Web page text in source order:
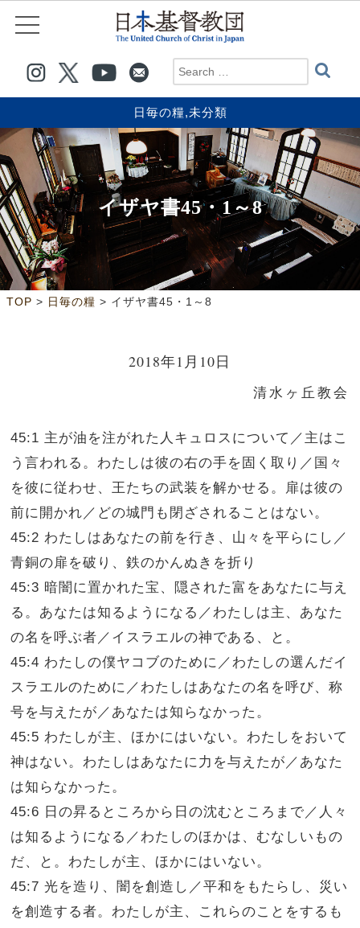
日毎の糧,未分類
イザヤ書45・1～8
TOP > 日毎の糧 > イザヤ書45・1～8
2018年1月10日
清水ヶ丘教会
45:1 主が油を注がれた人キュロスについて／主はこ
う言われる。わたしは彼の右の手を固く取り／国々
を彼に従わせ、王たちの武装を解かせる。扉は彼の
前に開かれ／どの城門も閉ざされることはない。
45:2 わたしはあなたの前を行き、山々を平らにし／
青銅の扉を破り、鉄のかんぬきを折り
45:3 暗闇に置かれた宝、隠された富をあなたに与え
る。あなたは知るようになる／わたしは主、あなた
の名を呼ぶ者／イスラエルの神である、と。
45:4 わたしの僕ヤコブのために／わたしの選んだイ
スラエルのために／わたしはあなたの名を呼び、称
号を与えたが／あなたは知らなかった。
45:5 わたしが主、ほかにはいない。わたしをおいて
神はない。わたしはあなたに力を与えたが／あなた
は知らなかった。
45:6 日の昇るところから日の沈むところまで／人々
は知るようになる／わたしのほかは、むなしいもの
だ、と。わたしが主、ほかにはいない。
45:7 光を造り、闇を創造し／平和をもたらし、災い
を創造する者。わたしが主、これらのことをするも